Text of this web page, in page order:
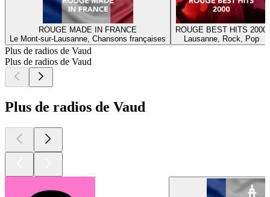
ROUGE MADE IN FRANCE
Le Mont-sur-Lausanne, Chansons françaises
ROUGE BEST HITS 2000
Lausanne, Rock, Pop
Plus de radios de Vaud
Plus de radios de Vaud
Plus de radios de Vaud